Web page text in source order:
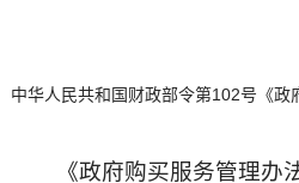
中华人民共和国财政部令第102号《政
《政府购买服务管理办